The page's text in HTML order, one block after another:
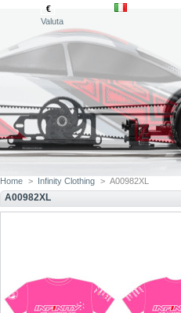
€
Valuta
Home > Infinity Clothing > A00982XL
A00982XL